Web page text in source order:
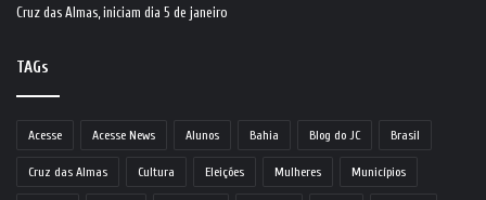
Cruz das Almas, iniciam dia 5 de janeiro
TAGs
Acesse Acesse News Alunos Bahia Blog do JC Brasil
Cruz das Almas Cultura Eleições Mulheres Municípios